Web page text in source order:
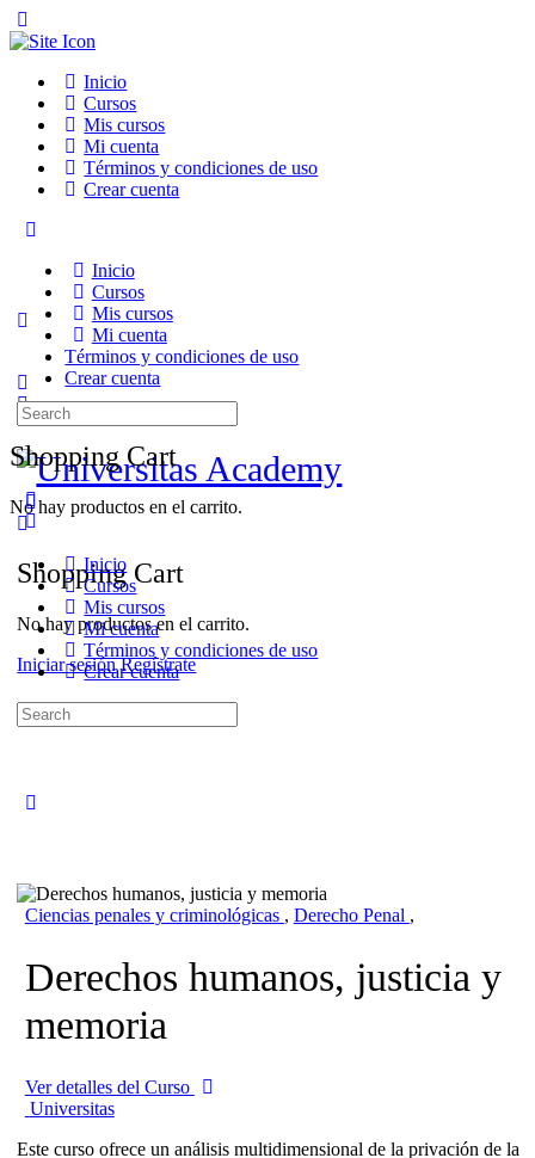
Side
Inicio
Cursos
Mis cursos
Mi cuenta
Términos y condiciones de uso
Crear cuenta
Panel Inicio
Cursos
Mis cursos
Mi cuenta
Términos y condiciones de uso
Crear cuenta
More
Shopping Cart
No hay productos en el carrito.
Iniciar sesión Regístrate
Shopping Cart
No hay productos en el carrito.
Search
for:
Inicio
Cursos
Mis cursos
Mi cuenta
Términos y condiciones de uso
Crear cuenta
Search
for:
Ciencias penales y criminológicas , Derecho Penal ,
Derechos humanos, justicia y
memoria
Ver detalles del Curso
Universitas
Este curso ofrece un análisis multidimensional de la privación de la